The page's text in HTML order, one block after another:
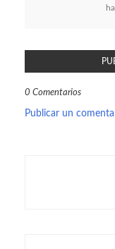
0 Comentarios
Publicar un